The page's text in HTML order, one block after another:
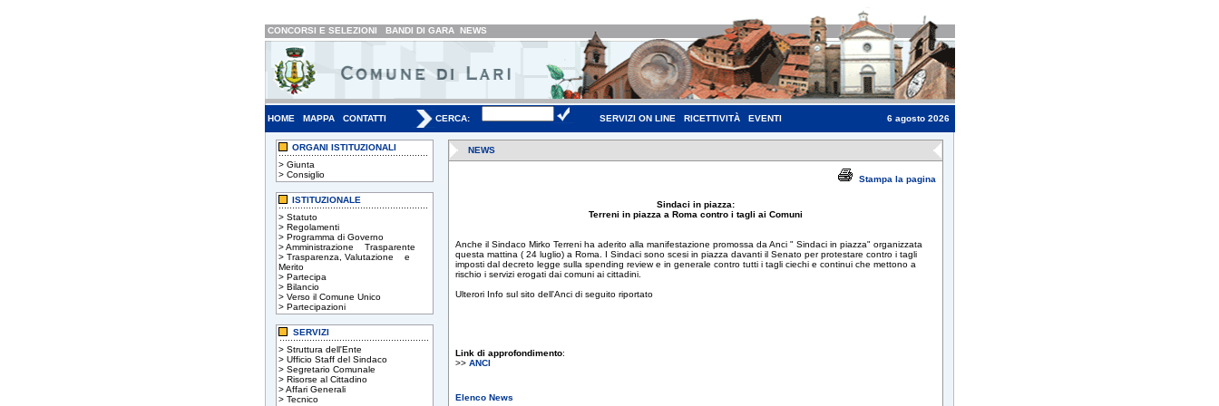
CONCORSI E SELEZIONI BANDI DI GARA NEWS
HOME MAPPA CONTATTI CERCA: SERVIZI ON LINE RICETTIVITÀ EVENTI 6 agosto 2026
ORGANI ISTITUZIONALI
> Giunta
> Consiglio
ISTITUZIONALE
> Statuto
> Regolamenti
> Programma di Governo
>Amministrazione Trasparente
> Trasparenza, Valutazione e
Merito
> Partecipa
> Bilancio
> Verso il Comune Unico
> Partecipazioni
SERVIZI
> Struttura dell'Ente
> Ufficio Staff del Sindaco
> Segretario Comunale
> Risorse al Cittadino
>Affari Generali
> Tecnico
NEWS
Stampa la pagina
Sindaci in piazza:
Terreni in piazza a Roma contro i tagli ai Comuni
Anche il Sindaco Mirko Terreni ha aderito alla manifestazione promossa da Anci " Sindaci in piazza" organizzata
questa mattina ( 24 luglio) a Roma. I Sindaci sono scesi in piazza davanti il Senato per protestare contro i tagli
imposti dal decreto legge sulla spending review e in generale contro tutti i tagli ciechi e continui che mettono a
rischio i servizi erogati dai comuni ai cittadini.
Ulterori Info sul sito dell'Anci di seguito riportato
Link di approfondimento:
>> ANCI
Elenco News